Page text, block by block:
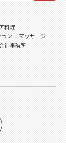
料理
ョン
マッサージ
計事務所